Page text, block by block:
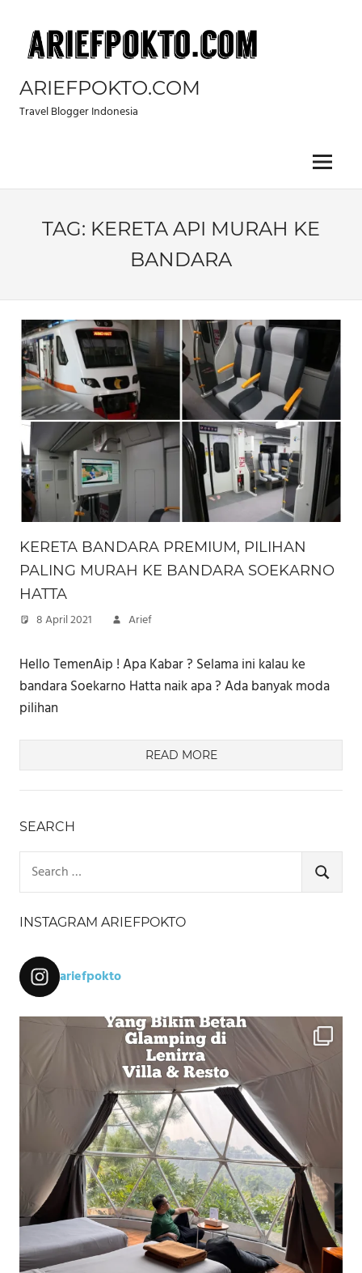
content
ARIEFPOKTO.COM
Travel Blogger Indonesia
Menu
TAG: KERETA API MURAH KE
BANDARA
KERETA BANDARA PREMIUM, PILIHAN
PALING MURAH KE BANDARA SOEKARNO
HATTA
8 April 2021 Arief
Hello TemenAip ! Apa Kabar ? Selama ini kalau ke
bandara Soekarno Hatta naik apa ? Ada banyak moda
pilihan
READ MORE
SEARCH
for:
SEARCH
INSTAGRAM ARIEFPOKTO
ariefpokto